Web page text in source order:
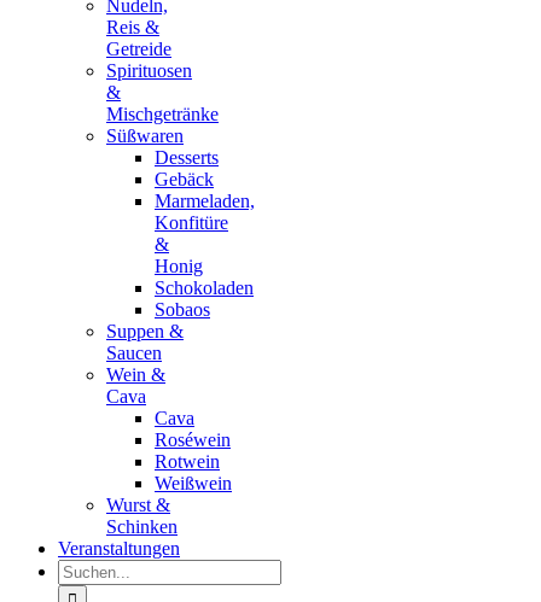
Nudeln,
Reis &
Getreide
Spirituosen
&
Mischgetränke
Süßwaren
Desserts
Gebäck
Marmeladen,
Konfitüre
&
Honig
Schokoladen
Sobaos
Suppen &
Saucen
Wein &
Cava
Cava
Roséwein
Rotwein
Weißwein
Wurst &
Schinken
Veranstaltungen
Suche
nach: